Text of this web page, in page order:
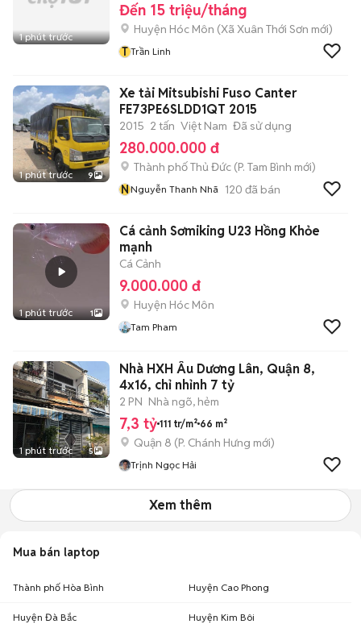
1 phút trước
Đến 15 triệu/tháng
Huyện Hóc Môn (Xã Xuân Thới Sơn mới)
T Trần Linh
1 phút trước 9
Xe tải Mitsubishi Fuso Canter
FE73PE6SLDD1QT 2015
2015 2 tấn Việt Nam Đã sử dụng
280.000.000 đ
Thành phố Thủ Đức (P. Tam Bình mới)
NNguyễn Thanh Nhã 120 đã bán
1 phút trước 1
Cá cảnh Sơmiking U23 Hồng Khỏe
mạnh
Cá Cảnh
9.000.000 đ
Huyện Hóc Môn
Tam Pham
1 phút trước 5
Nhà HXH Âu Dương Lân, Quận 8,
4x16, chỉ nhỉnh 7 tỷ
2 PN Nhà ngõ, hẻm
7,3 tỷ 111 tr/m² 66 m²
Quận 8 (P. Chánh Hưng mới)
Trịnh Ngọc Hải
Xem thêm
Mua bán laptop
Thành phố Hòa Bình Huyện Cao Phong
Huyện Đà Bắc Huyện Kim Bôi